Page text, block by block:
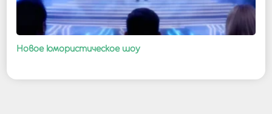
Новое юмористическое шоу